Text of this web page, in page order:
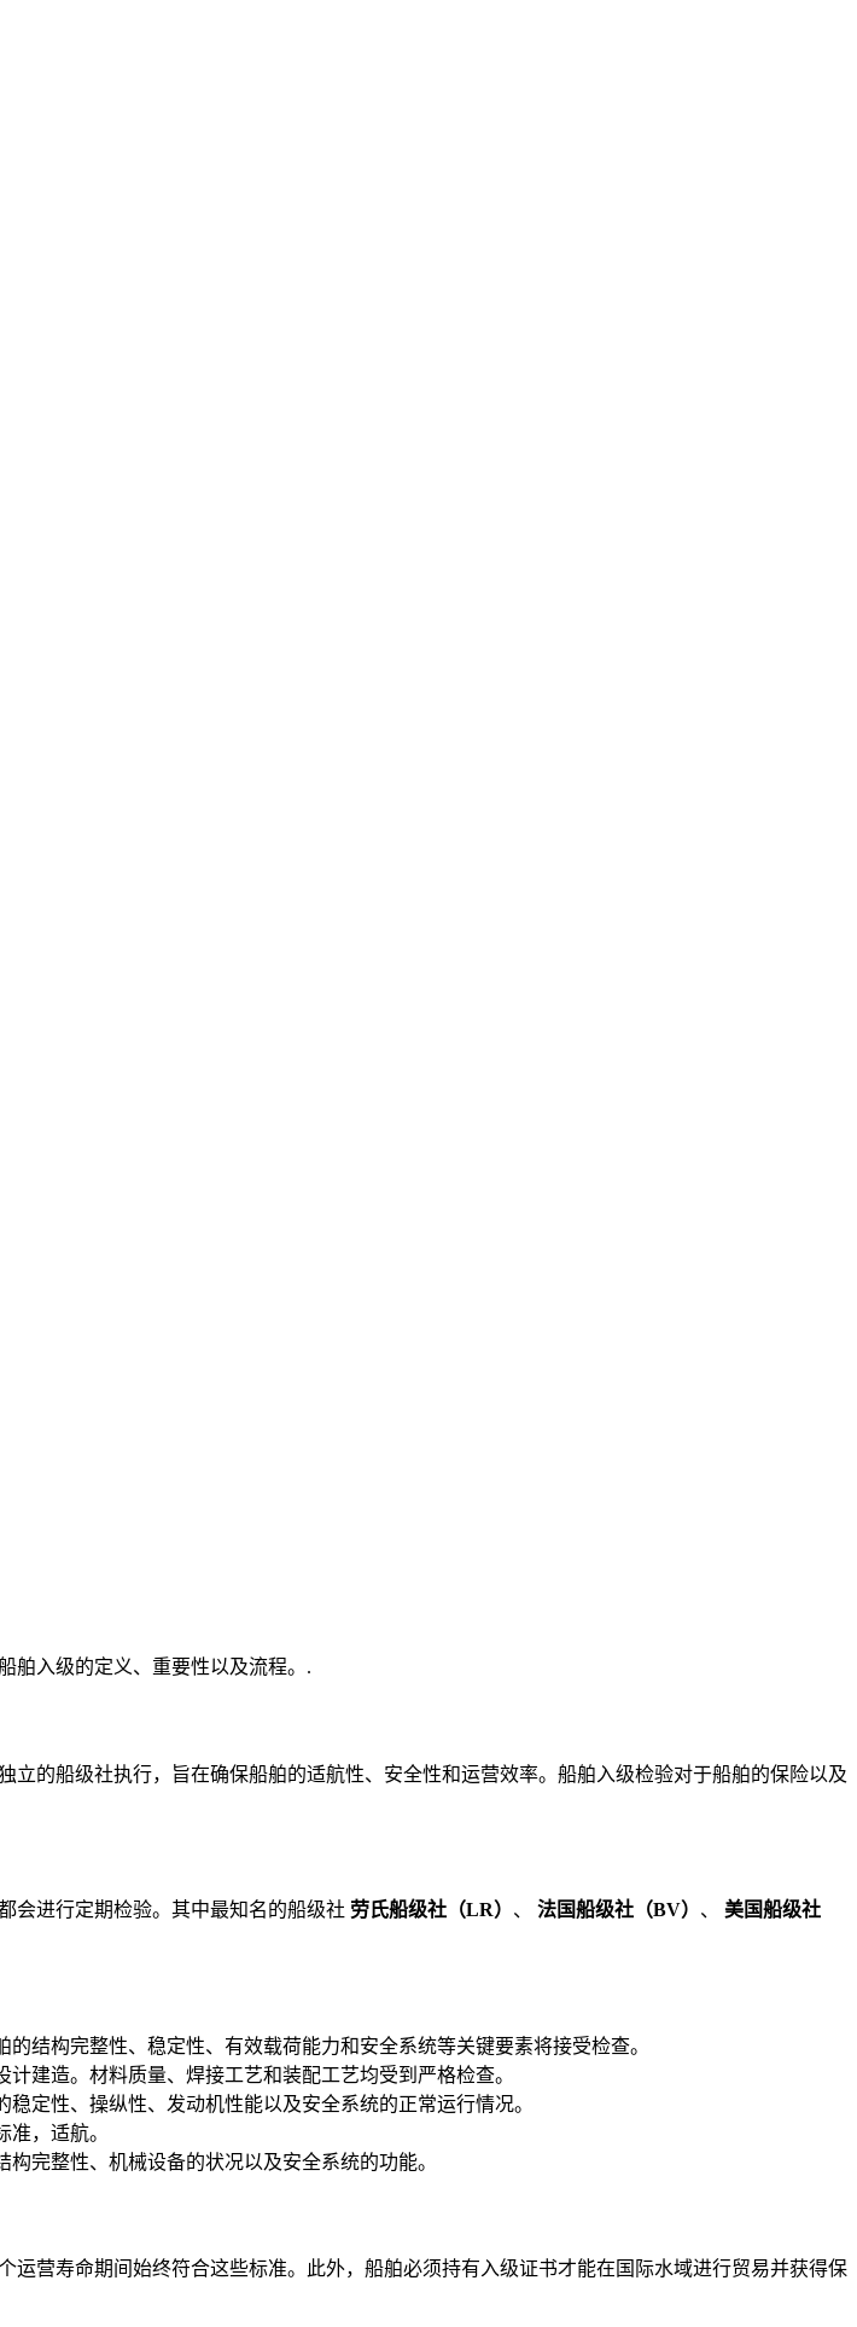
舶入级的定义、重要性以及流程。.
的船级社执行，旨在确保船舶的适航性、安全性和运营效率。船舶入级检验对于船舶的保险以及
会进行定期检验。其中最知名的船级社 劳氏船级社（LR） 、 法国船级社（BV） 、 美国船级社
结构完整性、稳定性、有效载荷能力和安全系统等关键要素将接受检查。
建造。材料质量、焊接工艺和装配工艺均受到严格检查。
定性、操纵性、发动机性能以及安全系统的正常运行情况。
，适航。
完整性、机械设备的状况以及安全系统的功能。
营寿命期间始终符合这些标准。此外，船舶必须持有入级证书才能在国际水域进行贸易并获得保